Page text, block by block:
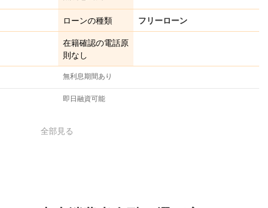
ローンの種類 フリーローン
在籍確認の電話原
則なし
無利息期間あり
即日融資可能
全部見る